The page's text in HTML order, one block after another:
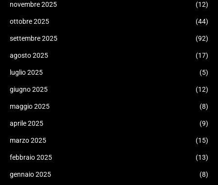
novembre 2025 (12)
ottobre 2025 (44)
settembre 2025 (92)
agosto 2025 (17)
luglio 2025 (5)
giugno 2025 (12)
maggio 2025 (8)
aprile 2025 (9)
marzo 2025 (15)
febbraio 2025 (13)
gennaio 2025 (8)